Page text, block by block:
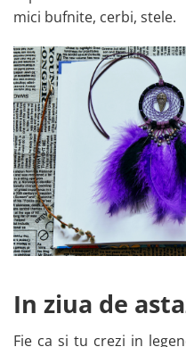
mici bufnite, cerbi, stele.
In ziua de
Fie ca si tu crezi in